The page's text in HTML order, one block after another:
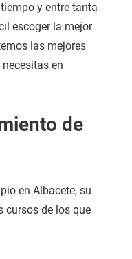
y entre tanta
escoger la mejor
las mejores
en
de
en Albacete, su
cursos de los que